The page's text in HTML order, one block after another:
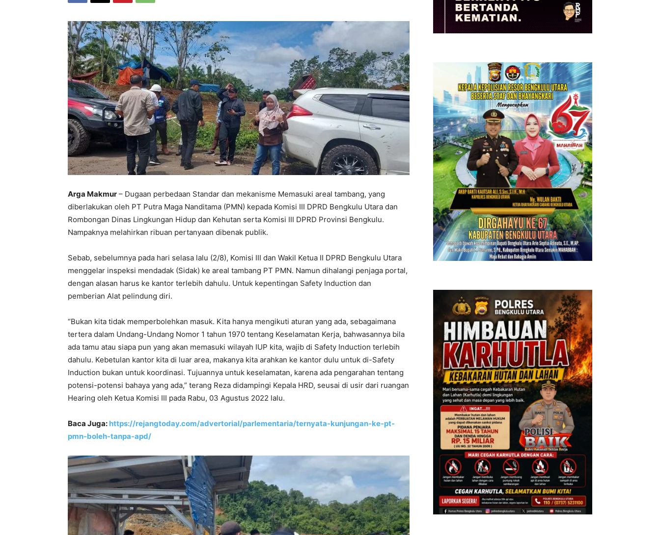
Arga Makmur – Dugaan perbedaan Standar dan mekanisme Memasuki areal tambang, yang
diberlakukan oleh PT Putra Maga Nanditama (PMN) kepada Komisi III DPRD Bengkulu Utara dan
Rombongan Dinas Lingkungan Hidup dan Kehutan serta Komisi III DPRD Provinsi Bengkulu.
Nampaknya melahirkan ribuan pertanyaan dibenak publik.
Sebab, sebelumnya pada hari selasa lalu (2/8), Komisi III dan Wakil Ketua II DPRD Bengkulu Utara
menggelar inspeksi mendadak (Sidak) ke areal tambang PT PMN. Namun dihalangi penjaga portal,
dengan alasan harus ke kantor terlebih dahulu. Untuk kepentingan Safety Induction dan
pemberian Alat pelindung diri.
“Bukan kita tidak memperbolehkan masuk. Kita hanya mengikuti aturan yang ada, sebagaimana
tertera dalam Undang-Undang Nomor 1 tahun 1970 tentang Keselamatan Kerja, bahwasannya bila
ada tamu atau siapa pun yang akan memasuki wilayah IUP kita, wajib di Safety Induction terlebih
dahulu. Kebetulan kantor kita di luar area, makanya kita arahkan ke kantor dulu untuk di-Safety
Induction bukan untuk koordinasi. Tujuannya untuk keselamatan, karena ada pengarahan tentang
potensi-potensi bahaya yang ada,” terang Reza didampingi Kepala HRD, seusai di usir dari ruangan
Hearing oleh Ketua Komisi III pada Rabu, 03 Agustus 2022 lalu.
Baca Juga: https://rejangtoday.com/advertorial/parlementaria/ternyata-kunjungan-ke-pt-
pmn-boleh-tanpa-apd/